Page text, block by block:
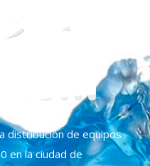
distribución de equipos
en la ciudad de